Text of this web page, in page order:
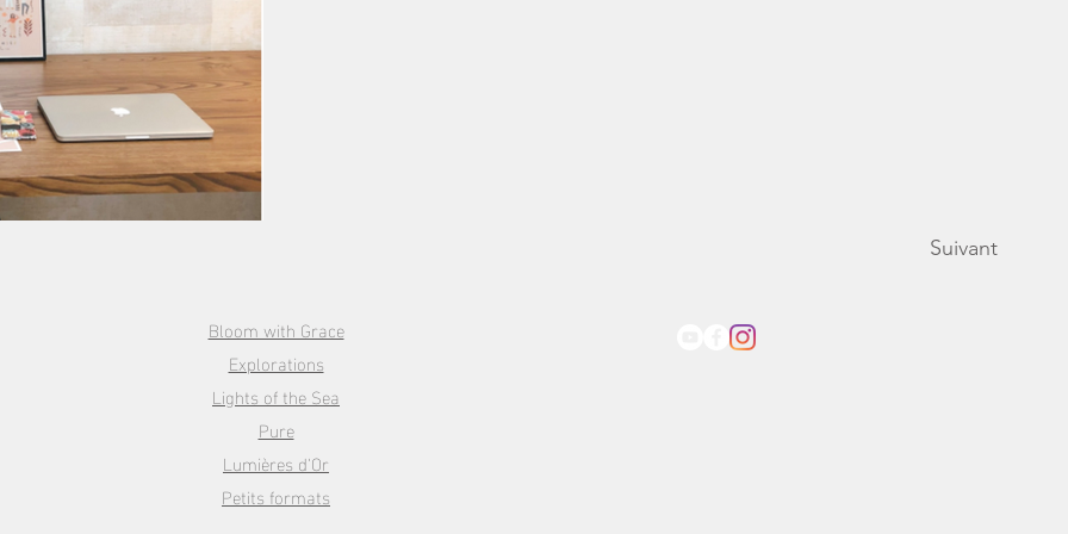
Suivant
Bloom with Grace
Explorations
Lights of the Sea
Pure
Lumières d'Or
Petits formats